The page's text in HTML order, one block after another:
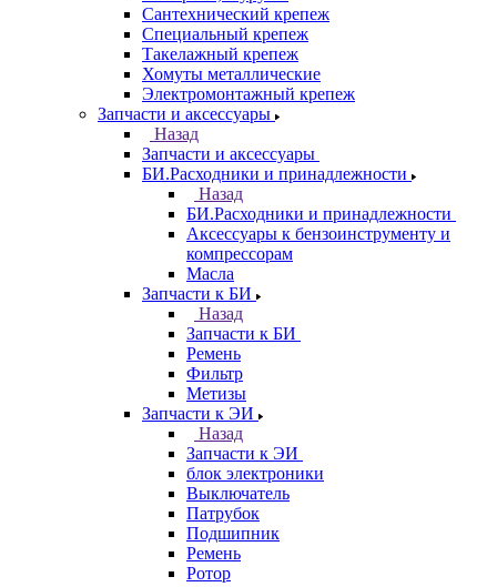
Сантехнический крепеж
Специальный крепеж
Такелажный крепеж
Хомуты металлические
Электромонтажный крепеж
Запчасти и аксессуары
Назад
Запчасти и аксессуары
БИ.Расходники и принадлежности
Назад
БИ.Расходники и принадлежности
Аксессуары к бензоинструменту и
компрессорам
Масла
Запчасти к БИ
Назад
Запчасти к БИ
Ремень
Фильтр
Метизы
Запчасти к ЭИ
Назад
Запчасти к ЭИ
блок электроники
Выключатель
Патрубок
Подшипник
Ремень
Ротор